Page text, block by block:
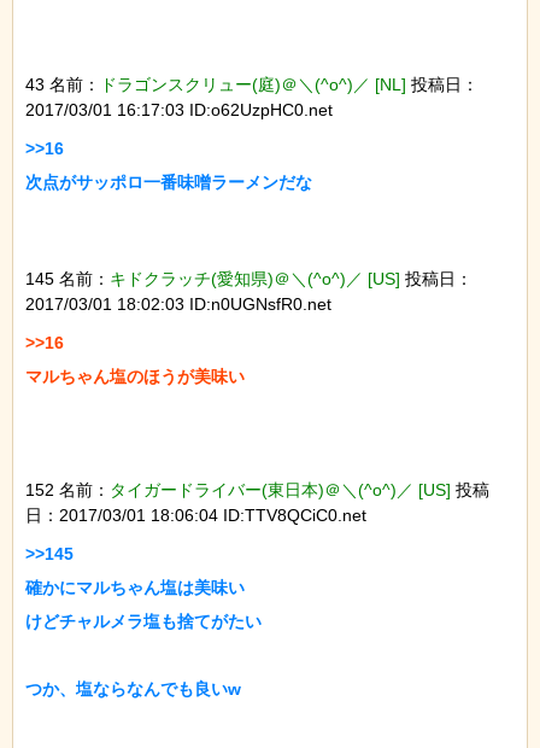
43 名前： ドラゴンスクリュー(庭)＠＼(^o^)／ [NL] 投稿日：
2017/03/01 16:17:03 ID:o62UzpHC0.net
>>16
次点がサッポロ一番味噌ラーメンだな
145 名前： キドクラッチ(愛知県)＠＼(^o^)／ [US] 投稿日：
2017/03/01 18:02:03 ID:n0UGNsfR0.net
>>16
マルちゃん塩のほうが美味い
152 名前： タイガードライバー(東日本)＠＼(^o^)／ [US] 投稿
日：2017/03/01 18:06:04 ID:TTV8QCiC0.net
>>145
確かにマルちゃん塩は美味い
けどチャルメラ塩も捨てがたい
つか、塩ならなんでも良いw